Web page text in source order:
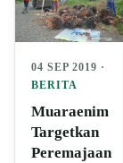
04 SEP 2019 ·
BERITA
Muaraenim
Targetkan
Peremajaan